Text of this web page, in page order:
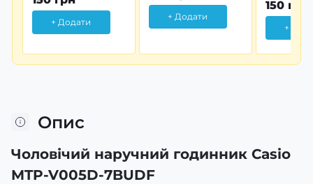
+ Додати
+ Додати
150 грн
+
Опис
Чоловічий наручний годинник Casio
MTP-V005D-7BUDF